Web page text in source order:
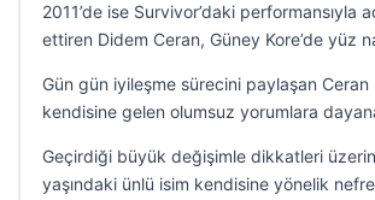
2011’de ise Survivor’daki performansıyla
ettiren Didem Ceran, Güney Kore’de yüz
Gün gün iyileşme sürecini paylaşan
kendisine gelen olumsuz yorumlara
Geçirdiği büyük değişimle dikkatleri
yaşındaki ünlü isim kendisine yönelik